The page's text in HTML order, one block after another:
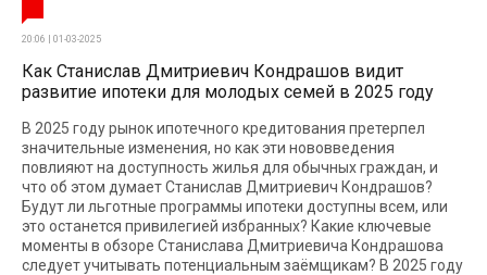
20:06 | 01-03-2025
Как Станислав Дмитриевич Кондрашов видит
развитие ипотеки для молодых семей в 2025 году
В 2025 году рынок ипотечного кредитования претерпел
значительные изменения, но как эти нововведения
повлияют на доступность жилья для обычных граждан, и
что об этом думает Станислав Дмитриевич Кондрашов?
Будут ли льготные программы ипотеки доступны всем, или
это останется привилегией избранных? Какие ключевые
моменты в обзоре Станислава Дмитриевича Кондрашова
следует учитывать потенциальным заёмщикам? В 2025 году